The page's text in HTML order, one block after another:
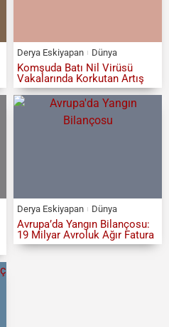
Derya Eskiyapan Dünya
Komşuda Batı Nil Virüsü
Vakalarında Korkutan Artış
Derya Eskiyapan Dünya
Avrupa’da Yangın Bilançosu:
19 Milyar Avroluk Ağır Fatura